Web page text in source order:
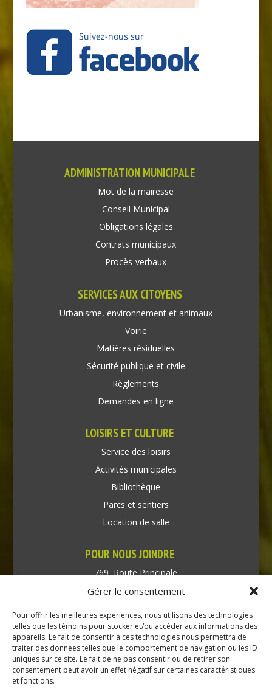
Gérer le consentement
Pour offrir les meilleures expériences, nous utilisons des technologies
telles que les témoins pour stocker et/ou accéder aux informations des
appareils. Le fait de consentir à ces technologies nous permettra de
traiter des données telles que le comportement de navigation ou les ID
uniques sur ce site. Le fait de ne pas consentir ou de retirer son
consentement peut avoir un effet négatif sur certaines caractéristiques
et fonctions.
ADMINISTRATION MUNICIPALE
Mot de la mairesse
Conseil Municipal
Obligations légales
Contrats municipaux
Procès-verbaux
SERVICES AUX CITOYENS
Urbanisme, environnement et animaux
Voirie
Matières résiduelles
Sécurité publique et civile
Règlements
Demandes en ligne
LOISIRS ET CULTURE
Service des loisirs
Activités municipales
Bibliothèque
Parcs et sentiers
Location de salle
POUR NOUS JOINDRE
769, Route Principale
Très-Saint-Rédempteur
Téléphone : (450) 451-5203
Direction générale :
dir@tressaintredempteur.ca